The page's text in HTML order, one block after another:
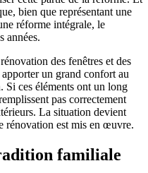
bien que représentant une
réforme intégrale, le
années.
des fenêtres et des
un grand confort au
Si ces éléments ont un long
pas correctement
La situation devient
rénovation est mis en œuvre.
familiale